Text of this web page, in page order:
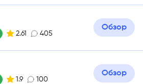
2.61 405
Обзор
1.9 100
Обзор